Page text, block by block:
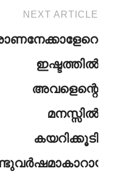
NEXT ARTICLE
ഇഷ്ടത്തിൽ
അവളെന്റെ
മനസ്സിൽ
കയറിക്കൂടി